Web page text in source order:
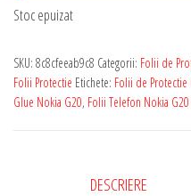
Stoc epuizat
SKU: 8c8cfeeab9c8 Categorii: Folii de
Folii Protectie Etichete: Folii de Protectie
Glue Nokia G20, Folii Telefon Nokia G20
DESCRIERE